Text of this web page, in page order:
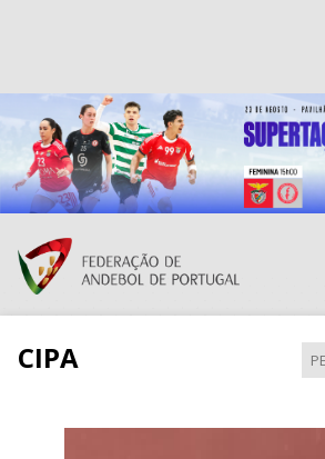
Resultados Andebol
Federação de Andebol de Portugal
Grátis - Disponivel na Play Store
CIPA